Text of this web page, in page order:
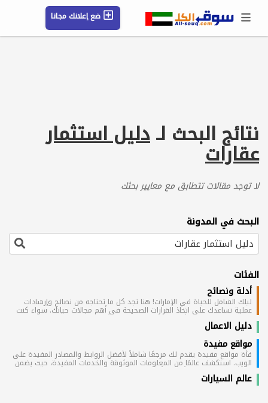
ضع إعلانك مجانا
حسابي / تسجيل
نتائج البحث لـدليل استثمار
عقارات
لا توجد مقالات تتطابق مع معايير بحثك
البحث في المدونة
الفئات
أدلة ونصائح
ليلك الشامل للحياة في الإمارات! هنا تجد كل ما تحتاجه من نصائح وإرشادات
عملية تساعدك على اتخاذ القرارات الصحيحة في أهم مجالات حياتك. سواء كنت
تبحث عن شقة للإيجار أو ترغب في شراء سيارة أو تبحث عن فرصة عمل جديدة،
نقدم لك أدلة مفصلة ومعلومات قيّمة عن سوق العقارات والسيارات والوظائف
في كل مدينة إماراتية. هدفنا هو أن نكون مصدرك الموثوق لتسهيل حياتك
وتلبية احتياجاتك.
دليل الاعمال
مواقع مفيدة
فأة مواقع مفيدة يقدم لك مرجعًا شاملاً لأفضل الروابط والمصادر المفيدة على
الويب. استكشف عالمًا من المعلومات الموثوقة والخدمات المفيدة، حيث يضمن
لك هذا الموقع توفير أحدث وأفضل المعلومات في مجموعة متنوعة من
المجالات. اكتشف الفهرس الشامل للمواقع المفيدة التي تلبي احتياجاتك وتوفر
لك تجربة تصفح فعّالة ومثمرة.
عالم السيارات